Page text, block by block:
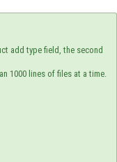
add type field, the second
1000 lines of files at a time.